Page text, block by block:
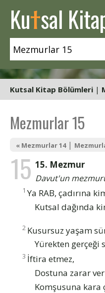
Kutsal
Kutsal Kitap Bölümleri |
Mezmurlar 15
« Mezmurlar 14|
15 15. Mezmur
Davut'un
1 Ya RAB, çadırına
Kutsal dağında
2 Kusursuz yaşam
Yürekten gerçeği
3 İftira etmez,
Dostuna zarar
Komşusuna kara